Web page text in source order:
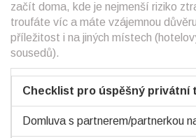
začít doma, kde je nejmenší riziko
troufáte víc a máte vzájemnou
příležitost i na jiných místech
sousedů).
Checklist pro úspěšný privátní
Domluva s partnerem/partnerkou